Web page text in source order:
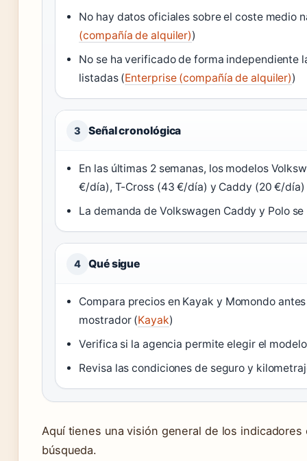
No hay datos oficiales sobre el coste medio
(compañía de alquiler))
No se ha verificado de forma independiente
listadas (Enterprise (compañía de alquiler))
3 Señal cronológica
En las últimas 2 semanas, los modelos
€/día), T-Cross (43 €/día) y Caddy (20 €/día)
La demanda de Volkswagen Caddy y Polo
4 Qué sigue
Compara precios en Kayak y Momondo
mostrador (Kayak)
Verifica si la agencia permite elegir el
Revisa las condiciones de seguro y
Aquí tienes una visión general de los
búsqueda.